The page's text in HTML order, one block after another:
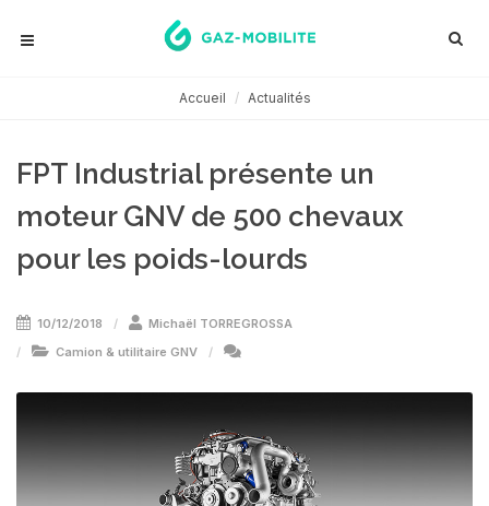
Accueil Actualités
FPT Industrial présente un
moteur GNV de 500 chevaux
pour les poids-lourds
10/12/2018
Michaël TORREGROSSA
Camion & utilitaire GNV